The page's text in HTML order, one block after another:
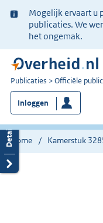
Ter
informatie:
Mogelijk ervaart u
publicaties. We
het ongemak.
U
bent
nu
hier:
Publicaties Officiële
Inloggen
Home Kamerstuk